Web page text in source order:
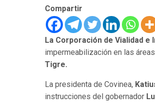
Compartir
La Corporación de Vialidad
impermeabilización en las
Tigre.
La presidenta de Covinea,
instrucciones del gobernador